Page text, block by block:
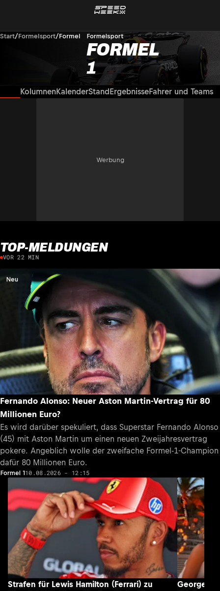
Start/Formelsport/Formel 1 Formelsport
FORMEL
1
KolumnenKalenderStandErgebnisseFahrer und Teams
Werbung
TOP-MELDUNGEN
VOR 22 MIN
Neu
Fernando Alonso: Neuer Aston Martin-Vertrag für 80
Millionen Euro?
Es wird darüber spekuliert, dass Superstar Fernando Alonso
(45) mit Aston Martin um einen neuen Zweijahresvertrag
pokere. Angeblich wolle der zweifache Formel-1-Champion
dafür 80 Millionen Euro.
Formel 110.08.2026 - 12:15
Strafen für Lewis Hamilton (Ferrari) zu
George